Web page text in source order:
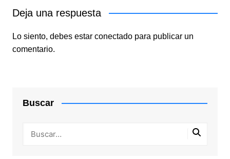
Deja una respuesta
Lo siento, debes estar conectadopara publicar un
comentario.
Buscar